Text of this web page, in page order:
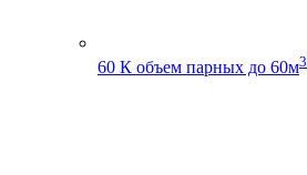
60 К объем парных до 60м3